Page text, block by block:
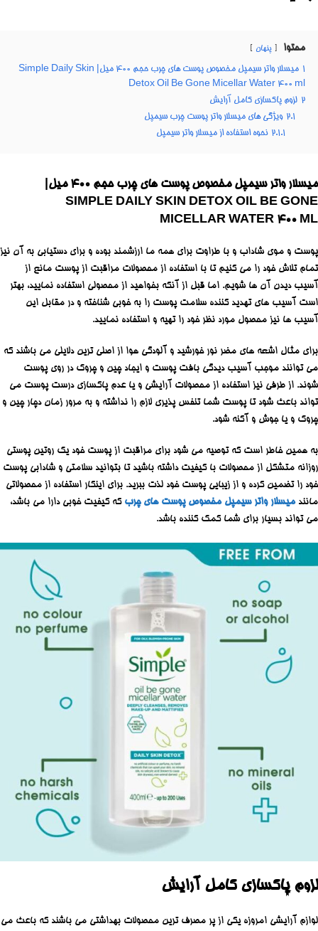
محتوا پنهان
1
میسلار واتر سیمپل مخصوص پوست های چرب حجم 400 میل| Simple Daily Skin
Detox Oil Be Gone Micellar Water 400 ml
2 لزوم پاکسازی کامل آرایش
2.1 ویژگی های میسلار واتر پوست چرب سیمپل
2.1.1 نحوه استفاده از میسلار واتر سیمپل
میسلار واتر سیمپل مخصوص پوست های چرب حجم 400 میل|
SIMPLE DAILY SKIN DETOX OIL BE GONE
MICELLAR WATER 400 ML
پوست و موی شاداب و با طراوت برای همه ما ارزشمند بوده و برای دستیابی به آن نیز
تمام تلاش خود را می کنیم تا با استفاده از محصولات مراقبت از پوست مانع از
آسیب دیدن آن ها شویم. اما قبل از آنکه بخواهید از محصولی استفاده نمایید، بهتر
است آسیب های تهدید کننده سلامت پوست را به خوبی شناخته و در مقابل این
آسیب ها نیز محصول مورد نظر خود را تهیه و استفاده نمایید.
برای مثال اشعه های مضر نور خورشید و آلودگی هوا از اصلی ترین دلایلی می باشند که
می توانند موجب آسیب دیدگی بافت پوست و ایجاد چین و چروک در روی پوست
شوند. از طرفی نیز استفاده از محصولات آرایشی و یا عدم پاکسازی درست پوست می
تواند باعث شود تا پوست شما تنفس پذیری لازم را نداشته و به مرور زمان دچار چین و
چروک و یا جوش و آکنه شود.
به همین خاطر است که توصیه می شود برای مراقبت از پوست خود یک روتین پوستی
روزانه متشکل از محصولات با کیفیت داشته باشید تا بتوانید سلامتی و شادابی پوست
خود را تضمین کرده و از زیبایی پوست خود لذت ببرید. برای اینکار استفاده از محصولاتی
مانندمیسلار واتر سیمپل مخصوص پوست های چرب که کیفیت خوبی دارا می باشد،
می تواند بسیار برای شما کمک کننده باشد.
لزوم پاکسازی کامل آرایش
لوازم آرایشی امروزه یکی از پر مصرف ترین محصولات بهداشتی می باشند که باعث می